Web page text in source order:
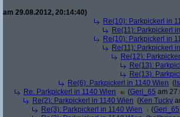
am 29.08.2012, 20:14:40)
Re(10): Parkpickerl in
Re(11): Parkpickerl
Re(10): Parkpickerl in
Re(11): Parkpickerl
Re(12):
Re(13):
Re(13):
Re(6): Parkpickerl in 1140 Wien (
Re: Parkpickerl in 1140 Wien
(Geri_65 am
Re(2): Parkpickerl in 1140 Wien (Ken Tucky
Re(3): Parkpickerl in 1140 Wien
(Geri_65